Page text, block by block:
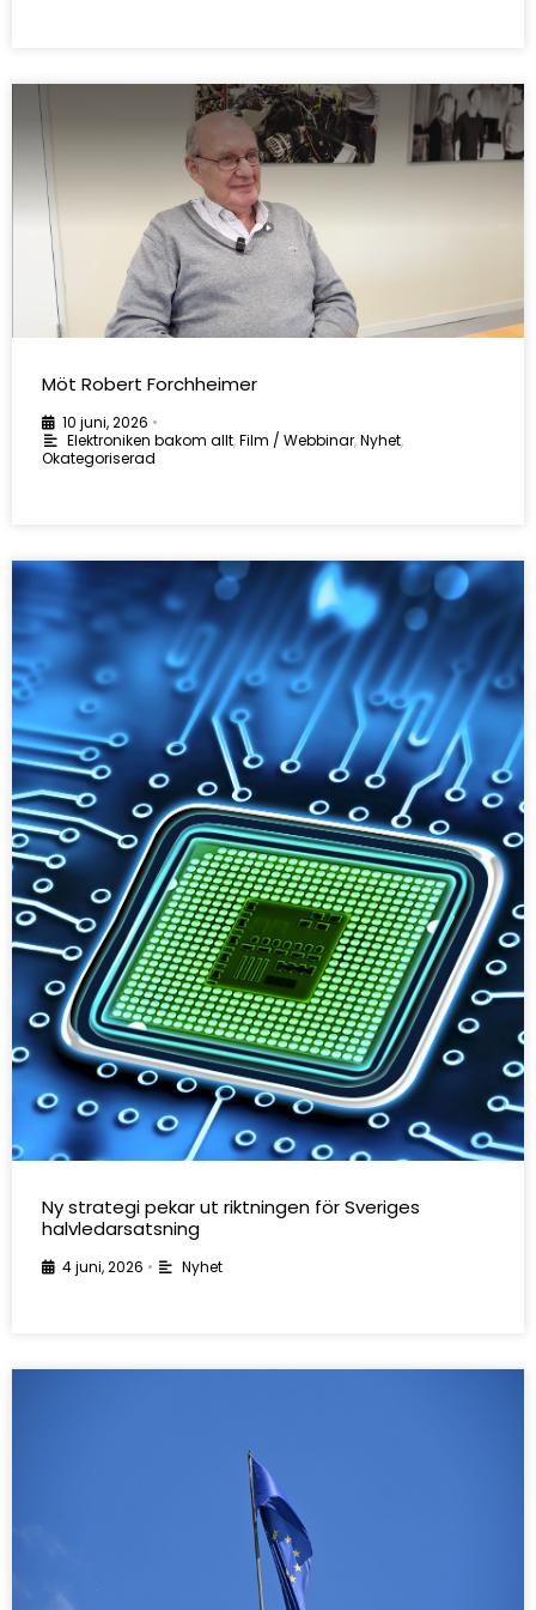
Möt Robert Forchheimer
10 juni, 2026 •
Elektroniken bakom allt,Film / Webbinar,Nyhet,
Okategoriserad
Ny strategi pekar ut riktningen för Sveriges
halvledarsatsning
4 juni, 2026 • Nyhet